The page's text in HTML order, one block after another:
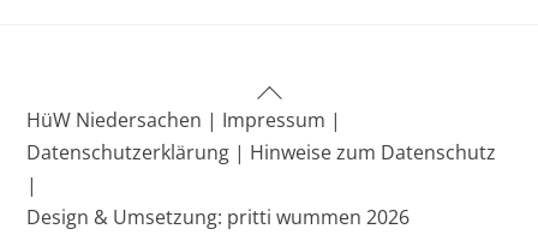
Back
To
Top
HüW Niedersachen | Impressum |
Datenschutzerklärung | Hinweise zum Datenschutz
|
Design & Umsetzung: pritti wummen 2026